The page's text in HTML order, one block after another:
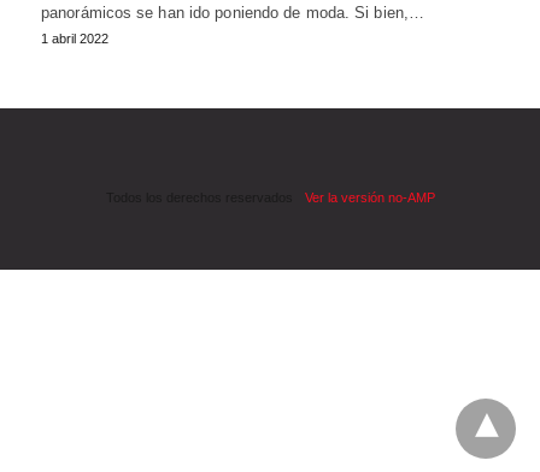
panorámicos se han ido poniendo de moda. Si bien,…
1 abril 2022
Ver la versión no-AMP